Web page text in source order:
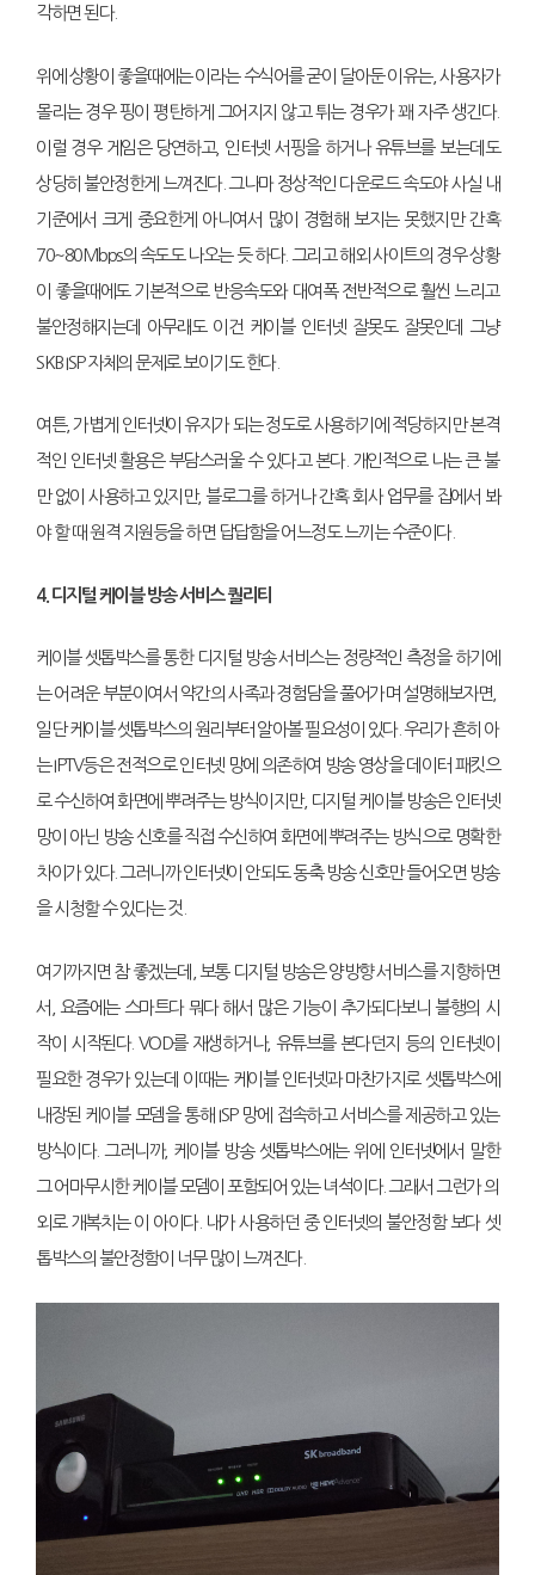
각하면 된다.
위에 상황이 좋을때에는 이라는 수식어를 굳이 달아둔 이유는, 사용자가
몰리는 경우 핑이 평탄하게 그어지지 않고 튀는 경우가 꽤 자주 생긴다.
이럴 경우 게임은 당연하고, 인터넷 서핑을 하거나 유튜브를 보는데도
상당히 불안정한게 느껴진다. 그나마 정상적인 다운로드 속도야 사실 내
기준에서 크게 중요한게 아니여서 많이 경험해 보지는 못했지만 간혹
70~80Mbps의 속도도 나오는 듯 하다. 그리고 해외 사이트의 경우 상황
이 좋을때에도 기본적으로 반응속도와 대여폭 전반적으로 훨씬 느리고
불안정해지는데 아무래도 이건 케이블 인터넷 잘못도 잘못인데 그냥
SKB ISP 자체의 문제로 보이기도 한다.
여튼, 가볍게 인터넷이 유지가 되는 정도로 사용하기에 적당하지만 본격
적인 인터넷 활용은 부담스러울 수 있다고 본다. 개인적으로 나는 큰 불
만 없이 사용하고 있지만, 블로그를 하거나 간혹 회사 업무를 집에서 봐
야 할 때 원격 지원등을 하면 답답함을 어느정도 느끼는 수준이다.
4. 디지털 케이블 방송 서비스 퀄리티
케이블 셋톱박스를 통한 디지털 방송 서비스는 정량적인 측정을 하기에
는 어려운 부분이여서 약간의 사족과 경험담을 풀어가며 설명해보자면,
일단 케이블 셋톱박스의 원리부터 알아볼 필요성이 있다. 우리가 흔히 아
는 IPTV등은 전적으로 인터넷 망에 의존하여 방송 영상을 데이터 패킷으
로 수신하여 화면에 뿌려주는 방식이지만, 디지털 케이블 방송은 인터넷
망이 아닌 방송 신호를 직접 수신하여 화면에 뿌려주는 방식으로 명확한
차이가 있다. 그러니까 인터넷이 안되도 동축 방송 신호만 들어오면 방송
을 시청할 수 있다는 것.
여기까지면 참 좋겠는데, 보통 디지털 방송은 양방향 서비스를 지향하면
서, 요즘에는 스마트다 뭐다 해서 많은 기능이 추가되다보니 불행의 시
작이 시작된다. VOD를 재생하거나, 유튜브를 본다던지 등의 인터넷이
필요한 경우가 있는데 이때는 케이블 인터넷과 마찬가지로 셋톱박스에
내장된 케이블 모뎀을 통해 ISP 망에 접속하고 서비스를 제공하고 있는
방식이다. 그러니까, 케이블 방송 셋톱박스에는 위에 인터넷에서 말한
그 어마무시한 케이블 모뎀이 포함되어 있는 녀석이다. 그래서 그런가 의
외로 개복치는 이 아이다. 내가 사용하던 중 인터넷의 불안정함 보다 셋
톱박스의 불안정함이 너무 많이 느껴진다.